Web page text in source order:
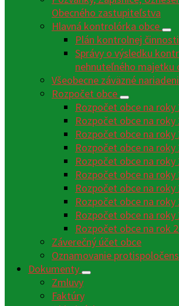
Obecného zastupiteľstva
Hlavná kontrolórka obce
Plán kontrolnej činnosti
Správy o výsledku
nehnuteľného majetku
Všeobecne záväzné
Rozpočet obce
Rozpočet obce na roky
Rozpočet obce na roky
Rozpočet obce na roky
Rozpočet obce na roky
Rozpočet obce na roky
Rozpočet obce na roky
Rozpočet obce na roky
Rozpočet obce na roky
Rozpočet obce na roky
Rozpočet obce na rok
Záverečný účet obce
Oznamovanie
Dokumenty
Zmluvy
Faktúry